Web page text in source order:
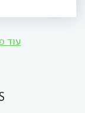
עוד